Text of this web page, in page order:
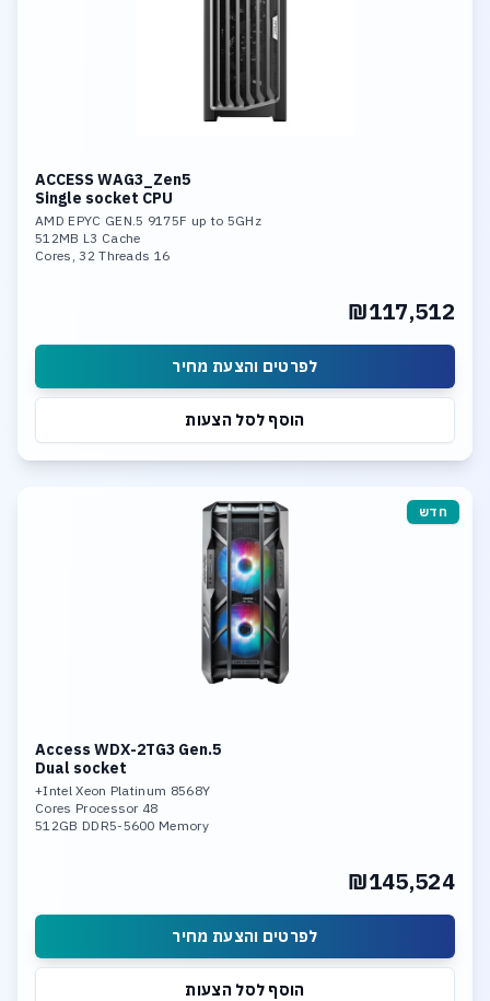
ACCESS WAG3_Zen5
Single socket CPU
AMD EPYC GEN.5 9175F up to 5GHz
512MB L3 Cache
16 Cores, 32 Threads
₪117,512
לפרטים והצעת מחיר
הוסף לסל הצעות
חדש
Access WDX-2TG3 Gen.5
Dual socket
Intel Xeon Platinum 8568Y+
48 Cores Processor
512GB DDR5-5600 Memory
₪145,524
לפרטים והצעת מחיר
הוסף לסל הצעות